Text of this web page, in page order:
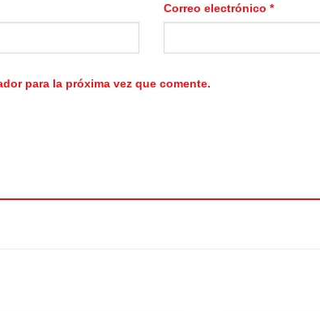
Correo electrónico *
para la próxima vez que comente.